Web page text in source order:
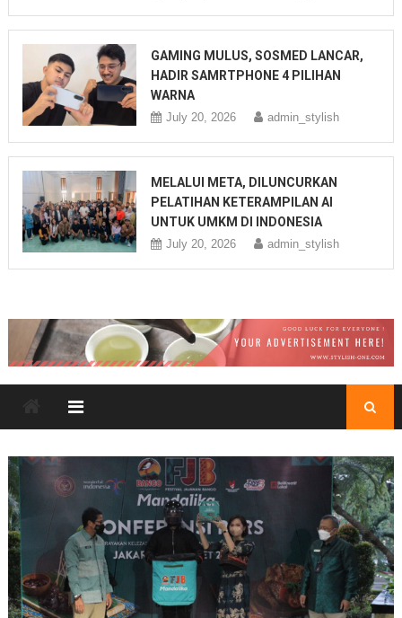
GAMING MULUS, SOSMED LANCAR,
HADIR SAMRTPHONE 4 PILIHAN
WARNA
July 20, 2026 admin_stylish
MELALUI META, DILUNCURKAN
PELATIHAN KETERAMPILAN AI
UNTUK UMKM DI INDONESIA
July 20, 2026 admin_stylish